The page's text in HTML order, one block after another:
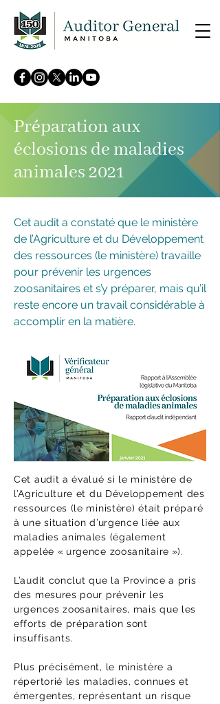
Préparation aux
éclosions de maladies
animales 2021
Cet audit a constaté que le ministère
de l’Agriculture et du Développement
des ressources (le ministère) travaille
pour prévenir les urgences
zoosanitaires et s’y préparer, mais qu’il
reste encore un travail considérable à
accomplir en la matière.
Cet audit a évalué si le ministère de
l’Agriculture et du Développement des
ressources (le ministère) était préparé
à une situation d’urgence liée aux
maladies animales (également
appelée « urgence zoosanitaire »).
L’audit conclut que la Province a pris
des mesures pour prévenir les
urgences zoosanitaires, mais que les
efforts de préparation sont
insuffisants.
Plus précisément, le ministère a
répertorié les maladies, connues et
émergentes, représentant un risque